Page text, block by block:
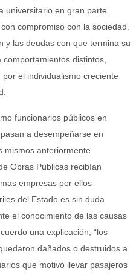
universitario en gran parte
compromiso con la sociedad.
y las deudas con que termina su
distintos,
el individualismo creciente
funcionarios públicos en
a desempeñarse en
mismos anteriormente
Obras Públicas recibían
empresas por ellos
del Estado es sin duda
el conocimiento de las causas
una explicación, “los
dañados o destruidos a
que motivó llevar pasajeros